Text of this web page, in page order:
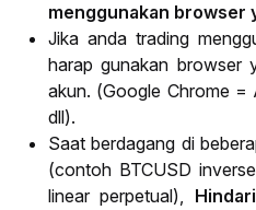
menggunakan browser
Jika anda trading
harap gunakan browser
akun. (Google Chrome
dll).
Saat berdagang di
(contoh BTCUSD
linear perpetual),